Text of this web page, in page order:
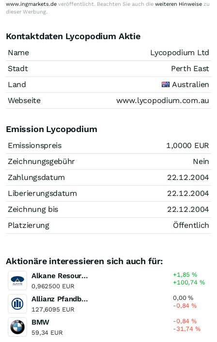
www.ingmarkets.de veröffentlicht. Beachten Sie auch die weiteren Hinweise zu
dieser Werbung.
Kontaktdaten Lycopodium Aktie
Name
Lycopodium Ltd
Stadt
Perth East
Land
Australien
Webseite
www.lycopodium.com.au
Emission Lycopodium
Emissionspreis 1,0000 EUR
Zeichnungsgebühr
Nein
Zahlungsdatum
22.12.2004
Liberierungsdatum
22.12.2004
Zeichnung bis
22.12.2004
Platzierung
Öffentlich
Aktionäre interessieren sich auch für:
Alkane Resources
0,962500 EUR
+1,85%
+100,74 %
Allianz Pfandbrieffonds FCP AT EUR
127,6095 EUR
0,00%
-0,84%
BMW
59,34 EUR
-0,84%
-31,74%